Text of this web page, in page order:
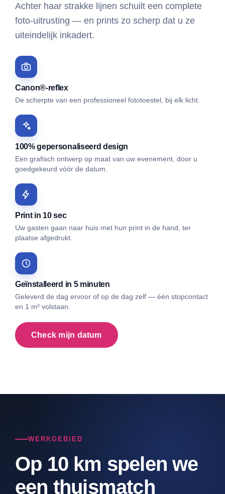
Achter haar strakke lijnen schuilt een complete
foto-uitrusting — en prints zo scherp dat u ze
uiteindelijk inkadert.
Canon®-reflex
De scherpte van een professioneel fototoestel, bij elk licht.
100% gepersonaliseerd design
Een grafisch ontwerp op maat van uw evenement, door u
goedgekeurd vóór de datum.
Print in 10 sec
Uw gasten gaan naar huis met hun print in de hand, ter
plaatse afgedrukt.
Geïnstalleerd in 5 minuten
Geleverd de dag ervoor of op de dag zelf — één stopcontact
en 1 m² volstaan.
Check mijn datum
WERKGEBIED
Op 10 km spelen we
een thuismatch